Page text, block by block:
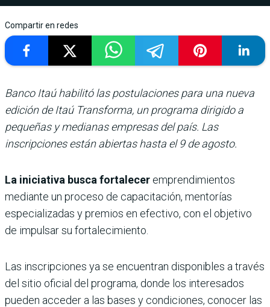
Compartir en redes
Banco Itaú habilitó las postulaciones para una nueva
edición de Itaú Transforma, un programa dirigido a
pequeñas y medianas empresas del país. Las
inscripciones están abiertas hasta el 9 de agosto.
La iniciativa busca fortalecer emprendimientos
mediante un proceso de capacitación, mentorías
especializadas y premios en efectivo, con el objetivo
de impulsar su fortalecimiento.
Las inscripciones ya se encuentran disponibles a través
del sitio oficial del programa, donde los interesados
pueden acceder a las bases y condiciones, conocer las